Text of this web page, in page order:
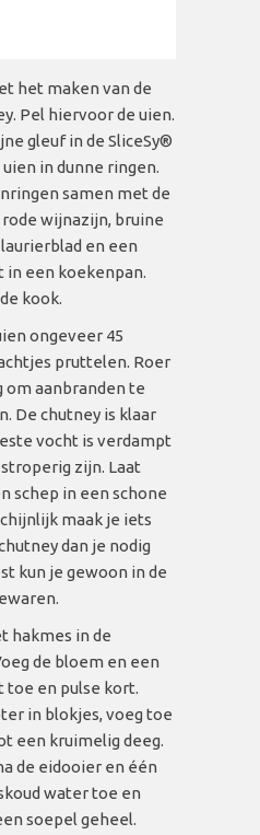
het maken van de
Pel hiervoor de uien.
gleuf in de SliceSy®
uien in dunne ringen.
samen met de
wijnazijn, bruine
en een
in een koekenpan.
kook.
ongeveer 45
pruttelen. Roer
om aanbranden te
De chutney is klaar
vocht is verdampt
zijn. Laat
schep in een schone
maak je iets
dan je nodig
kun je gewoon in de
hakmes in de
de bloem en een
toe en pulse kort.
in blokjes, voeg toe
een kruimelig deeg.
de eidooier en één
water toe en
soepel geheel.